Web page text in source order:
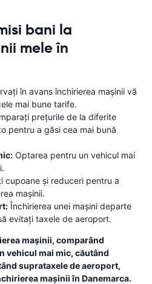
bani la
mele în
în avans închirierea mașinii vă
mai bune tarife.
prețurile de la diferite
pentru a găsi cea mai bună
Optarea pentru un vehicul mai
cupoane și reduceri pentru a
mașinii.
Închirierea unei mașini departe
evitați taxele de aeroport.
mașinii, comparând
vehicul mai mic, căutând
suprataxele de aeroport,
mașinii în Danemarca.